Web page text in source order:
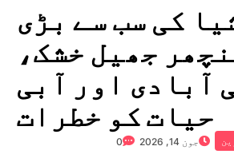
کی سب سے بڑی
جھیل خشک،
آبادی اور آبی
حیات کو خطرات
جون 14, 2026 0